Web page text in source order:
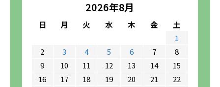
2026年8月
日 月 火 水 木 金
土
1
2
3 4 5 6 7
8
9
10 11 12 13 14
15
16
17 18 19 20 21
22